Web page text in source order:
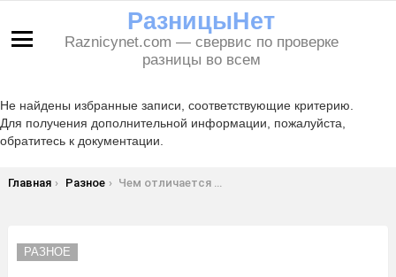
РазницыНет
Raznicynet.com — свервис по проверке
разницы во всем
Не найдены избранные записи, соответствующие критерию.
Для получения дополнительной информации, пожалуйста,
обратитесь к документации.
Вы здесь:
Главная Разное Чем отличается работа от услуги в гражданском праве?
РАЗНОЕ